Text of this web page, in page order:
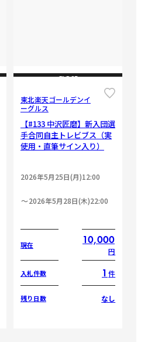
CLOSE
東北楽天ゴールデンイ
ーグルス
【#133 中沢匠磨】新入団選
手合同自主トレビブス（実
使用・直筆サイン入り）
2026年5月25日(月)12:00
2026年5月28日(木)22:00
現在 10,000
円
入札件数 1 件
残り日数 なし